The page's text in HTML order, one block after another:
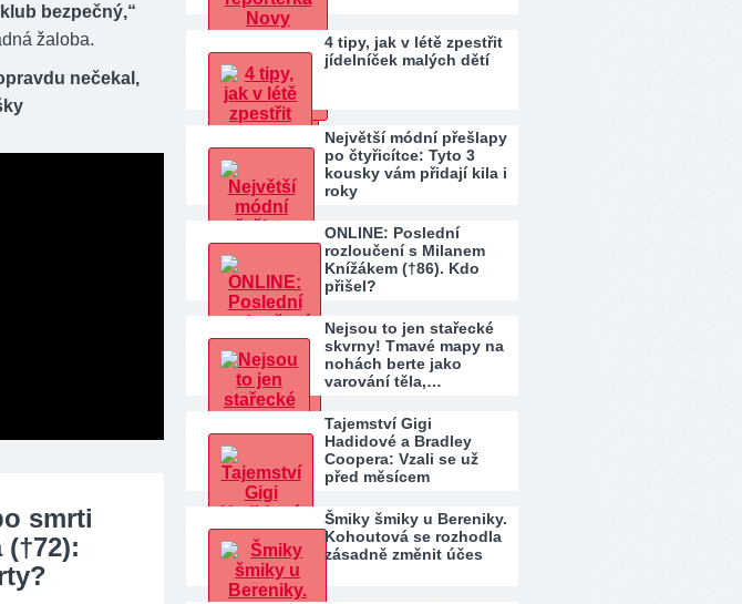
bezpečný,“
žaloba.
nečekal,
smrti
4 tipy, jak v létě zpestřit
jídelníček malých dětí
Největší módní přešlapy
po čtyřicítce: Tyto 3
kousky vám přidají kila i
roky
ONLINE: Poslední
rozloučení s Milanem
Knížákem (†86). Kdo
přišel?
Nejsou to jen stařecké
skvrny! Tmavé mapy na
nohách berte jako
varování těla,…
Tajemství Gigi
Hadidové a Bradley
Coopera: Vzali se už
před měsícem
Šmiky šmiky u Bereniky.
Kohoutová se rozhodla
zásadně změnit účes